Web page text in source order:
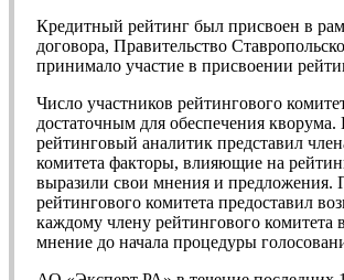
Кредитный рейтинг был присвоен в
договора, Правительство
принимало участие в присвоении
Число участников рейтингового
достаточным для обеспечения
рейтинговый аналитик представил
комитета факторы, влияющие на
выразили свои мнения и предложения.
рейтингового комитета предоставил
каждому члену рейтингового комитета
мнение до начала процедуры